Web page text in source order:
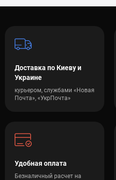
Доставка по Киеву и
Украине
курьером, службами «Новая
Почта», «УкрПочта»
Удобная оплата
Безналичный расчет на